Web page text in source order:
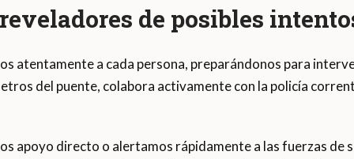
de posibles
atentamente a cada persona, preparándonos para
del puente, colabora activamente con la policía
apoyo directo o alertamos rápidamente a las fuerzas de